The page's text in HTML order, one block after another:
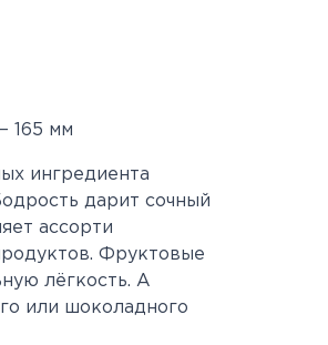
165 мм
ингредиента
дарит сочный
ассорти
Фруктовые
лёгкость. А
или шоколадного